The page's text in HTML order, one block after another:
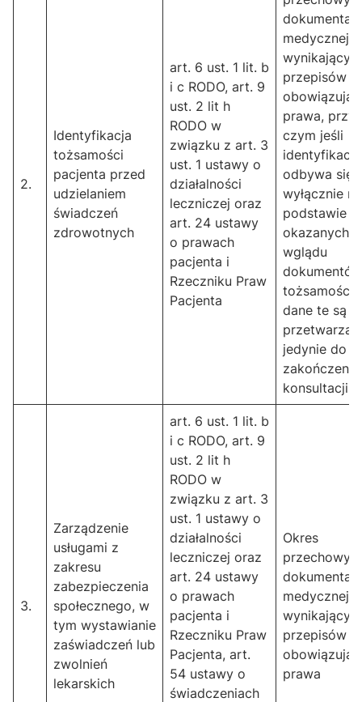
2.
Identyfikacja
tożsamości
pacjenta przed
udzielaniem
świadczeń
zdrowotnych
art. 6 ust. 1 lit. b
i c RODO, art. 9
ust. 2 lit h
RODO w
związku z art. 3
ust. 1 ustawy o
działalności
leczniczej oraz
art. 24 ustawy
o prawach
pacjenta i
Rzeczniku Praw
Pacjenta
medycznej
wynikający z
przepisów
prawa, przy
czym jeśli
identyfikacja
odbywa się
wyłącznie na
podstawie
okazanych
wglądu
dokumentów
tożsamości,
dane te są
jedynie do
zakończenia
konsultacji
3.
Zarządzenie
usługami z
zakresu
zabezpieczenia
społecznego, w
tym wystawianie
zaświadczeń lub
zwolnień
lekarskich
art. 6 ust. 1 lit. b
i c RODO, art. 9
ust. 2 lit h
RODO w
związku z art. 3
ust. 1 ustawy o
działalności
leczniczej oraz
art. 24 ustawy
o prawach
pacjenta i
Rzeczniku Praw
Pacjenta, art.
54 ustawy o
świadczeniach
Okres
medycznej
wynikający z
przepisów
prawa